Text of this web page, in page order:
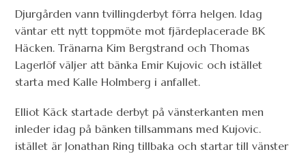
Djurgården vann tvillingderbyt förra helgen. Idag
väntar ett nytt toppmöte mot fjärdeplacerade BK
Häcken. Tränarna Kim Bergstrand och Thomas
Lagerlöf väljer att bänka Emir Kujovic och istället
starta med Kalle Holmberg i anfallet.
Elliot Käck startade derbyt på vänsterkanten men
inleder idag på bänken tillsammans med Kujovic.
istället är Jonathan Ring tillbaka och startar till vänster